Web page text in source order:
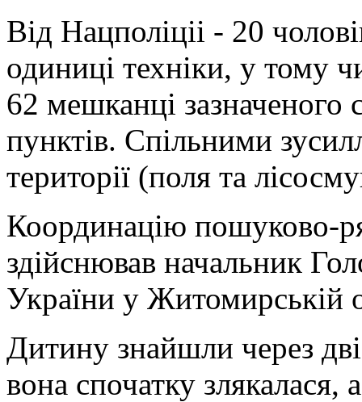
Від Нацполіціі - 20
одиниці техніки, у тому
62 мешканці зазначеного
пунктів. Спільними
території (поля та
Координацію пошуково-
здійснював начальник
України у Житомирській
Дитину знайшли через дві
вона спочатку злякалася,